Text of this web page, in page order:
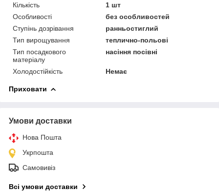
Кількість
1 шт
Особливості
без особливостей
Ступінь дозрівання
ранньостиглий
Тип вирощування
теплично-польові
Тип посадкового
матеріалу
насіння посівні
Холодостійкість Немає
Приховати
Умови доставки
Нова Пошта
Укрпошта
Самовивіз
Всі умови доставки